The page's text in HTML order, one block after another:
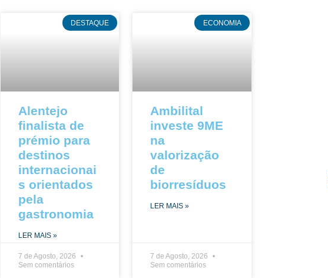
DESTAQUE
Alentejo
finalista de
prémio para
destinos
internacionai
s orientados
pela
gastronomia
LER MAIS »
7 de Agosto, 2026
Sem comentários
ECONOMIA
Ambilital
investe 9ME
na
valorização
de
biorresíduos
LER MAIS »
7 de Agosto, 2026
Sem comentários